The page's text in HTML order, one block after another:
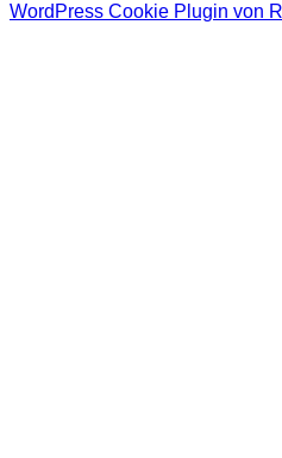
WordPress Cookie Plugin von